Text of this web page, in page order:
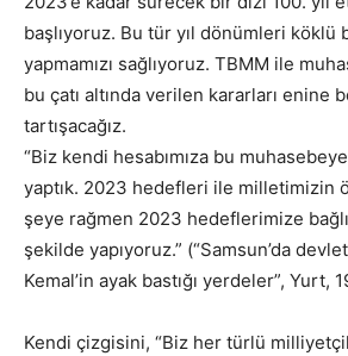
başlıyoruz. Bu tür yıl dönümleri köklü
yapmamızı sağlıyoruz. TBMM ile
bu çatı altında verilen kararları enine
tartışacağız.
“Biz kendi hesabımıza bu
yaptık. 2023 hedefleri ile milletimizin
şeye rağmen 2023 hedeflerimize
şekilde yapıyoruz.” (“Samsun’da
Kemal’in ayak bastığı yerdeler”, Yurt,
Kendi çizgisini, “Biz her türlü